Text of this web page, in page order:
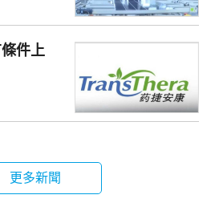
件上
更多新聞